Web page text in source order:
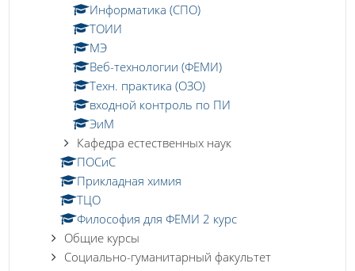
Информатика (СПО)
ТОИИ
МЭ
Веб-технологии (ФЕМИ)
Техн. практика (ОЗО)
входной контроль по ПИ
ЭиМ
Кафедра естественных наук
ПОСиС
Прикладная химия
ТЦО
Философия для ФЕМИ 2 курс
Общие курсы
Социально-гуманитарный факультет